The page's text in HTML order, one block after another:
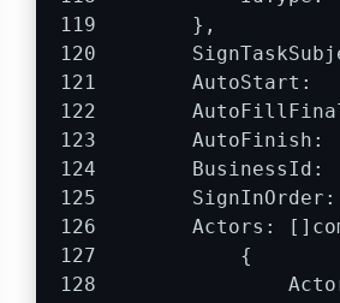
        },
BusinessId:
Actors:
            {